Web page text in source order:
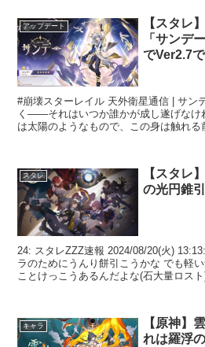
アップデート
【スタレ
「サンデ
でVer2.7
#崩壊スターレイル 天外衛星通信 | サン
く——それはいつか誰かが成し遂げなけ
は太陽のようなもので、この身は触れる
スタレ
【スタレ
の光円錐
24: スタレZZZ速報 2024/08/20(火)
ラのためにうんり餅引こうかな でも軽
ことけっこうあるんだよな(石大量ロス
キャラ
【原神】
れは羅浮